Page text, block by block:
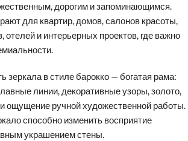
дорогим и запоминающимся.
для квартир, домов, салонов красоты,
отелей и интерьерных проектов, где важно
зеркала в стиле барокко — богатая рама:
линии, декоративные узоры, золото,
ощущение ручной художественной работы.
способно изменить восприятие
украшением стены.